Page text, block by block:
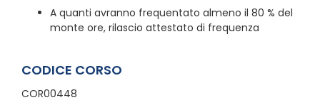
A quanti avranno frequentato almeno il 80 % del
monte ore, rilascio attestato di frequenza
CODICE CORSO
COR00448